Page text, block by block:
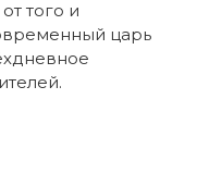
того и
царь